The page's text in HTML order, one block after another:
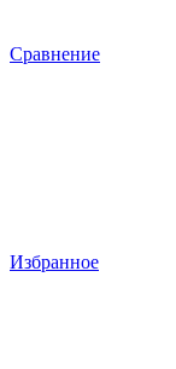
Сравнение
Избранное